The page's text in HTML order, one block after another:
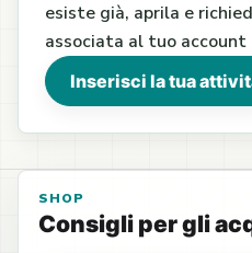
esiste già, aprila e
associata al tuo account
Inserisci la tua
SHOP
Consigli per gli